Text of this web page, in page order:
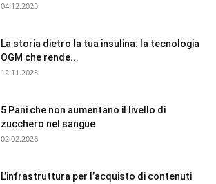
04.12.2025
La storia dietro la tua insulina: la tecnologia
OGM che rende...
12.11.2025
5 Pani che non aumentano il livello di
zucchero nel sangue
02.02.2026
L’infrastruttura per l’acquisto di contenuti